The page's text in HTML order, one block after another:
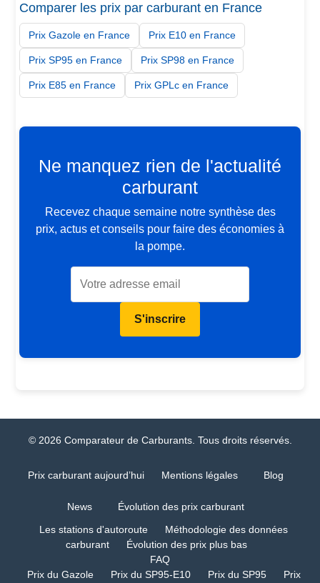
Comparer les prix par carburant en France
Prix Gazole en France Prix E10 en France
Prix SP95 en France Prix SP98 en France
Prix E85 en France Prix GPLc en France
Ne manquez rien de l'actualité
carburant
Recevez chaque semaine notre synthèse des
prix, actus et conseils pour faire des économies à
la pompe.
S'inscrire
© 2026 Comparateur de Carburants. Tous droits réservés.
Prix carburant aujourd’hui Mentions légales Blog
News
Évolution des prix carburant
Les stations d'autoroute
Méthodologie des données
carburant
Évolution des prix plus bas
FAQ
Prix du Gazole
Prix du SP95-E10 Prix du SP95 Prix